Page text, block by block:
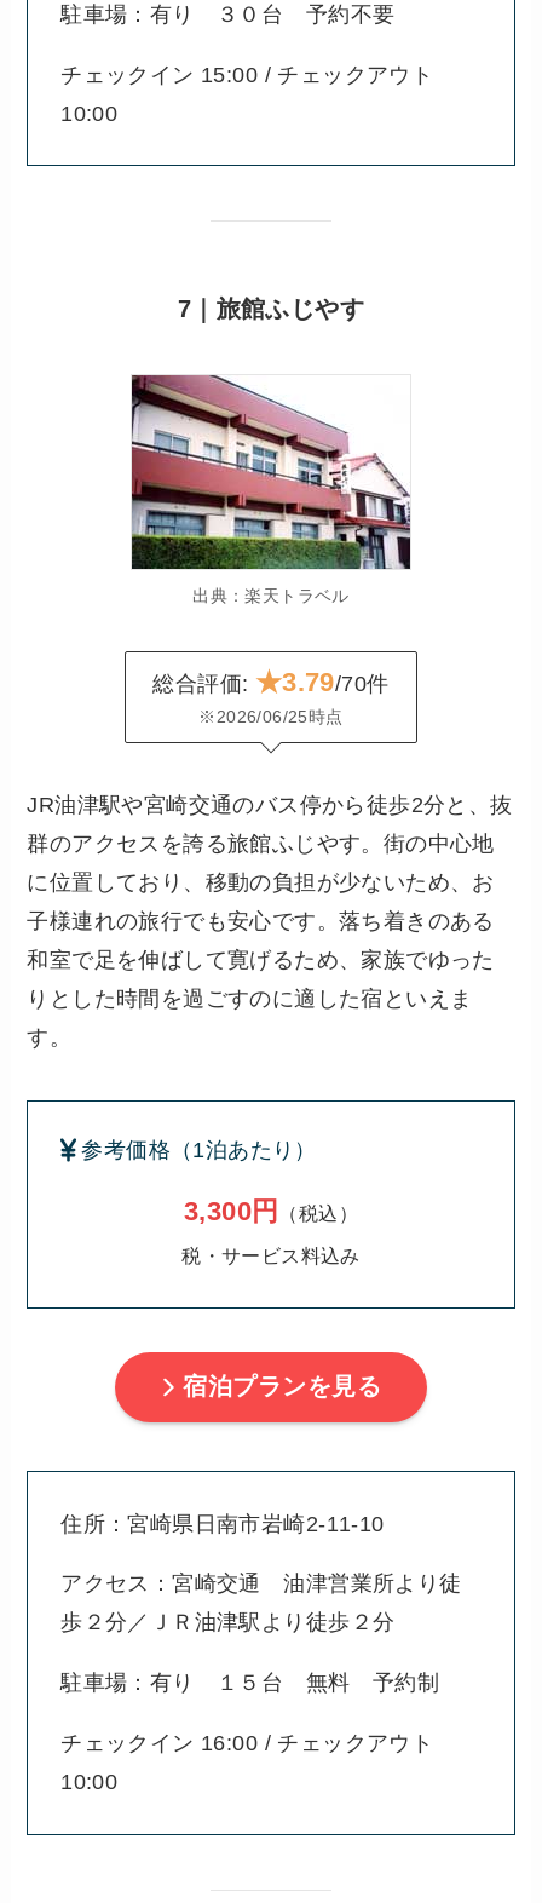
駐車場：有り ３０台 予約不要
チェックイン 15:00 / チェックアウト
10:00
7｜旅館ふじやす
出典：楽天トラベル
総合評価: ★3.79/70件
※2026/06/25時点
JR油津駅や宮崎交通のバス停から徒歩2分と、抜
群のアクセスを誇る旅館ふじやす。街の中心地
に位置しており、移動の負担が少ないため、お
子様連れの旅行でも安心です。落ち着きのある
和室で足を伸ばして寛げるため、家族でゆった
りとした時間を過ごすのに適した宿といえま
す。
参考価格（1泊あたり）
3,300円
（税込）
税・サービス料込み
宿泊プランを見る
住所：宮崎県日南市岩崎2-11-10
アクセス：宮崎交通 油津営業所より徒
歩２分／ＪＲ油津駅より徒歩２分
駐車場：有り １５台 無料 予約制
チェックイン 16:00 / チェックアウト
10:00